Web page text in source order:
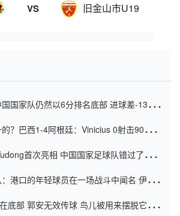
VS 旧金山市U19
国家队仍然以6分排名底部 进球差-13令人
？巴西1-4阿根廷：Vinicius 0射击90分钟
首次亮相 中国国家足球队错过了世界
港口的年轻球员在一场战斗中闻名 伊万放
底部 郭安无效传球 鸟儿被用来摆脱它